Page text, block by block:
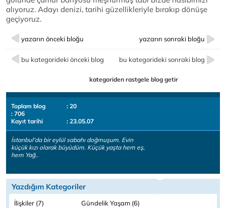
alıyoruz. Adayı denizi, tarihi güzellikleriyle bırakıp dönüşe
geçiyoruz.
yazarın önceki bloğu yazarın sonraki bloğu
bu kategorideki önceki blog bu kategorideki sonraki blog
kategoriden rastgele blog getir
Toplam blog
: 20
: 706
Kayıt tarihi
: 23.05.07
İstanbul'da bir eylül sabahı doğmuşum. Evin
küçük kızı olarak büyüdüm. Küçük yaşta hem eş,
hem Yağ..
Yazdığım Kategoriler
İlişkiler (7)
Gündelik Yaşam (6)